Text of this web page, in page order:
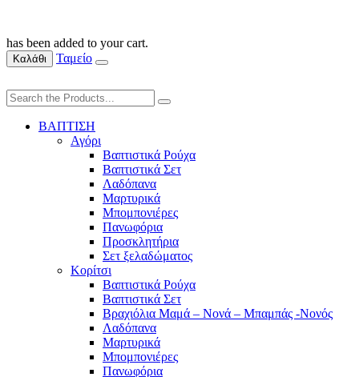
has been added to your cart.
Καλάθι Ταμείο
ΒΑΠΤΙΣΗ
Αγόρι
Βαπτιστικά Ρούχα
Βαπτιστικά Σετ
Λαδόπανα
Μαρτυρικά
Μπομπονιέρες
Πανωφόρια
Προσκλητήρια
Σετ ξελαδώματος
Κορίτσι
Βαπτιστικά Ρούχα
Βαπτιστικά Σετ
Βραχιόλια Μαμά – Νονά – Μπαμπάς -Νονός
Λαδόπανα
Μαρτυρικά
Μπομπονιέρες
Πανωφόρια